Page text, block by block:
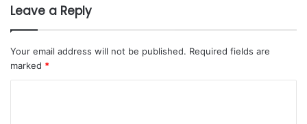
Leave a Reply
Your email address will not be published. Required fields are
marked *